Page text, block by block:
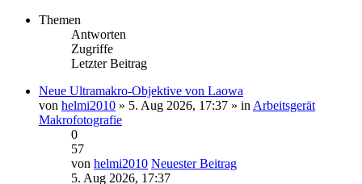
Themen
Antworten
Zugriffe
Letzter Beitrag
Neue Ultramakro-Objektive von Laowa
von helmi2010 » 5. Aug 2026, 17:37 » in Arbeitsgerät
Makrofotografie
0
57
von helmi2010 Neuester Beitrag
5. Aug 2026, 17:37